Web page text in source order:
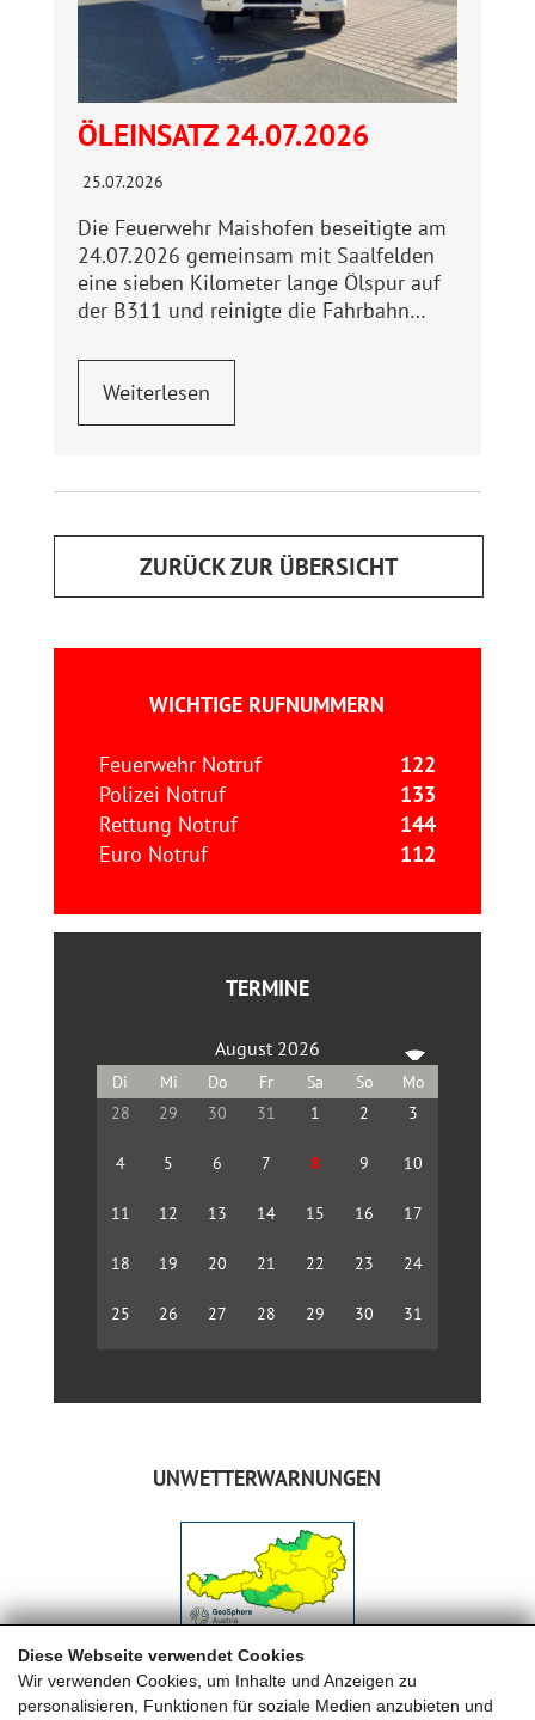
Diese Webseite verwendet Cookies
Wir verwenden Cookies, um Inhalte und Anzeigen zu
personalisieren, Funktionen für soziale Medien anzubieten und
ÖLEINSATZ 24.07.2026
25.07.2026
Die Feuerwehr Maishofen beseitigte am
24.07.2026 gemeinsam mit Saalfelden
eine sieben Kilometer lange Ölspur auf
der B311 und reinigte die Fahrbahn…
Weiterlesen
ZURÜCK ZUR ÜBERSICHT
WICHTIGE RUFNUMMERN
Feuerwehr Notruf
122
Polizei Notruf
133
Rettung Notruf
144
Euro Notruf
112
TERMINE
August 2026
28 29 30 31 1 2 3
4 5 6 7 8 9 10
11 12 13 14 15 16 17
18 19 20 21 22 23 24
25 26 27 28 29 30 31
UNWETTERWARNUNGEN